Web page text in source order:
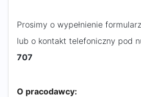
Prosimy o wypełnienie
lub o kontakt telefoniczny pod
707
O pracodawcy: